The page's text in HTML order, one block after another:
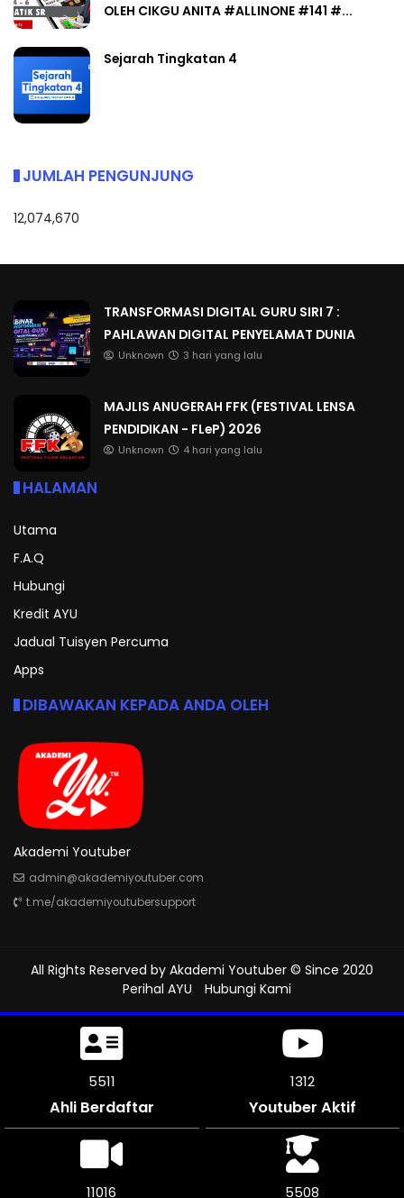
OLEH CIKGU ANITA #ALLINONE #141 #...
Sejarah Tingkatan 4
JUMLAH PENGUNJUNG
12,074,670
TRANSFORMASI DIGITAL GURU SIRI 7 :
PAHLAWAN DIGITAL PENYELAMAT DUNIA
Unknown 3 hari yang lalu
MAJLIS ANUGERAH FFK (FESTIVAL LENSA
PENDIDIKAN - FLeP) 2026
Unknown 4 hari yang lalu
HALAMAN
Utama
F.A.Q
Hubungi
Kredit AYU
Jadual Tuisyen Percuma
Apps
DIBAWAKAN KEPADA ANDA OLEH
Akademi Youtuber
admin@akademiyoutuber.com
t.me/akademiyoutubersupport
All Rights Reserved by Akademi Youtuber © Since 2020
Perihal AYU
Hubungi Kami
5919
Ahli Berdaftar
1312
Youtuber Aktif
11838 5916